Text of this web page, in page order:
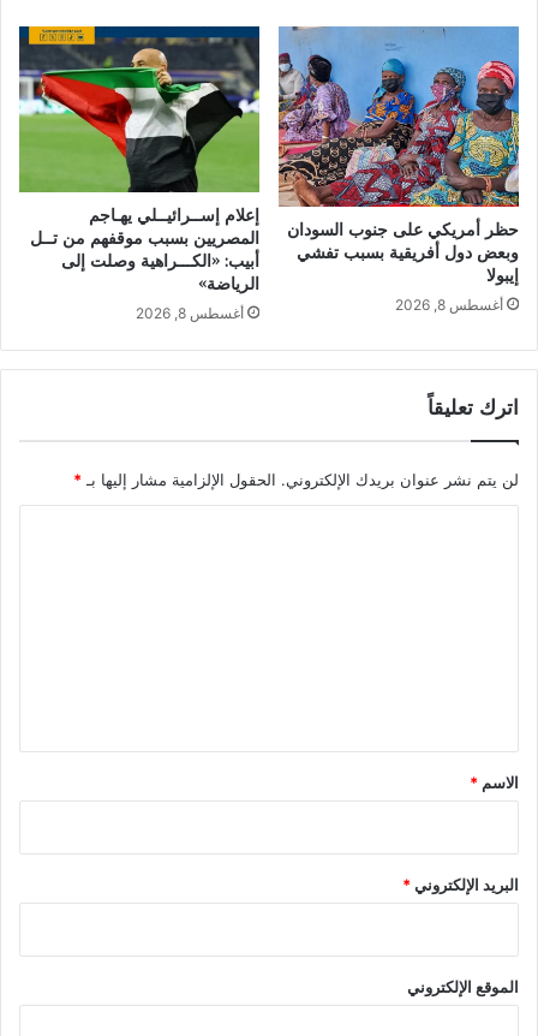
حظر أمريكي على جنوب السودان
وبعض دول أفريقية بسبب تفشي
إيبولا
أغسطس 8, 2026
إعلام إســرائيــلي يهـاجم
المصريين بسبب موقفهم من تــل
أبيب: «الكـــراهية وصلت إلى
الرياضة»
أغسطس 8, 2026
اترك تعليقاً
لن يتم نشر عنوان بريدك الإلكتروني. الحقول الإلزامية مشار إليها بـ *
*
الاسم *
البريد الإلكتروني*
الموقع الإلكتروني